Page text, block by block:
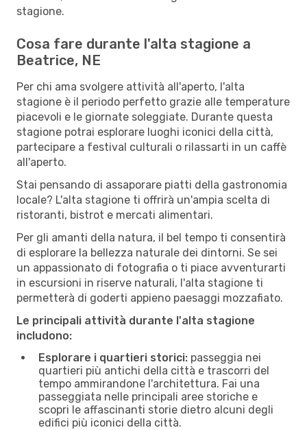
stagione.
Cosa fare durante l'alta stagione a
Beatrice, NE
Per chi ama svolgere attività all'aperto, l'alta
stagione è il periodo perfetto grazie alle temperature
piacevoli e le giornate soleggiate. Durante questa
stagione potrai esplorare luoghi iconici della città,
partecipare a festival culturali o rilassarti in un caffè
all'aperto.
Stai pensando di assaporare piatti della gastronomia
locale? L'alta stagione ti offrirà un'ampia scelta di
ristoranti, bistrot e mercati alimentari.
Per gli amanti della natura, il bel tempo ti consentirà
di esplorare la bellezza naturale dei dintorni. Se sei
un appassionato di fotografia o ti piace avventurarti
in escursioni in riserve naturali, l'alta stagione ti
permetterà di goderti appieno paesaggi mozzafiato.
Le principali attività durante l'alta stagione
includono:
Esplorare i quartieri storici: passeggia nei
quartieri più antichi della città e trascorri del
tempo ammirandone l'architettura. Fai una
passeggiata nelle principali aree storiche e
scopri le affascinanti storie dietro alcuni degli
edifici più iconici della città.